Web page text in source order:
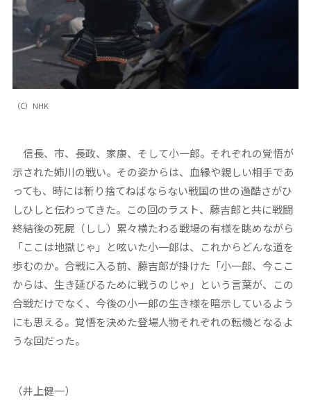
（C）NHK
信長、市、長政、家康、そして小一郎。それぞれの覚悟が
示された姉川の戦い。その姿からは、血縁や親しい相手であ
っても、時には斬り捨てねばならない戦国の世の過酷さがひ
しひしと伝わってきた。この回のラスト、藤吉郎と共に戦闘
終結後の死屍（しし）累々横たわる戦場の有様を眺めながら
「ここは地獄じゃ」と呟いた小一郎は、これからどんな道を
歩むのか。合戦に入る前、藤吉郎が掛けた「小一郎、今ここ
からは、生き延びるために戦うのじゃ」という言葉が、この
合戦だけでなく、今後の小一郎の生き様を暗示しているよう
にも思える。覚悟を決めた登場人物それぞれの転機となるよ
うな回だった。
（井上健一）